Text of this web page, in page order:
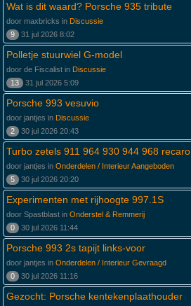
Wat is dit waard? Porsche 935 tribute
door maxbricks in Discussie
9
31 jul 2026 8:02
Polletje stuurwiel G-model
door de Fiscalist in Discussie
13
31 jul 2026 5:09
Porsche 993 vesuvio
door jantjes in Discussie
2
30 jul 2026 20:43
Turbo zetels 911 964 930 944 968 recaro .
door jantjes in Onderdelen / Interieur Aangeboden
5
30 jul 2026 20:20
Experimenten met rijhoogte 997.1S
door Spastblast in Onderstel & Remmerij
0
30 jul 2026 11:44
Porsche 993 2s tapijt links-voor
door jantjes in Onderdelen / Interieur Gevraagd
0
30 jul 2026 11:16
Gezocht: Porsche kentekenplaathouder